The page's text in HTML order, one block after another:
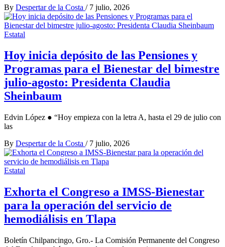
By Despertar de la Costa / 7 julio, 2026
Estatal
Hoy inicia depósito de las Pensiones y
Programas para el Bienestar del bimestre
julio-agosto: Presidenta Claudia
Sheinbaum
Edvin López ● “Hoy empieza con la letra A, hasta el 29 de julio con
las
By Despertar de la Costa / 7 julio, 2026
Estatal
Exhorta el Congreso a IMSS-Bienestar
para la operación del servicio de
hemodiálisis en Tlapa
Boletín Chilpancingo, Gro.- La Comisión Permanente del Congreso